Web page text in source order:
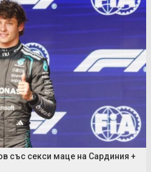
със секси маце на Сардиния +